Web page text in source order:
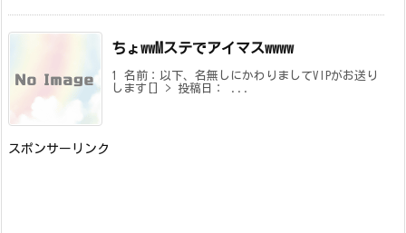
ちょwwMステでアイマスwwww
1 名前：以下、名無しにかわりましてVIPがお送り
します[] > 投稿日： ...
スポンサーリンク